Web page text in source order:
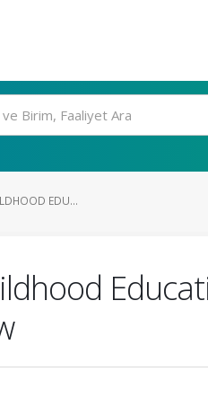
EDU...